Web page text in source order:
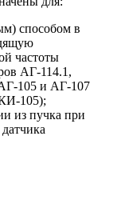
способом в
частоты
АГ-114.1,
105 и АГ-107
105);
из пучка при